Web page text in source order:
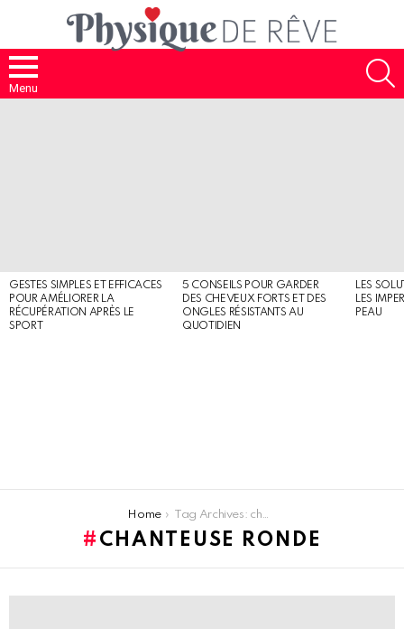
Menu
GESTES SIMPLES ET EFFICACES
POUR AMÉLIORER LA
RÉCUPÉRATION APRÈS LE
SPORT
5 CONSEILS POUR GARDER
DES CHEVEUX FORTS ET DES
ONGLES RÉSISTANTS AU
QUOTIDIEN
LES
LES
PEAU
Home Tag Archives: chanteuse ronde
CHANTEUSE RONDE